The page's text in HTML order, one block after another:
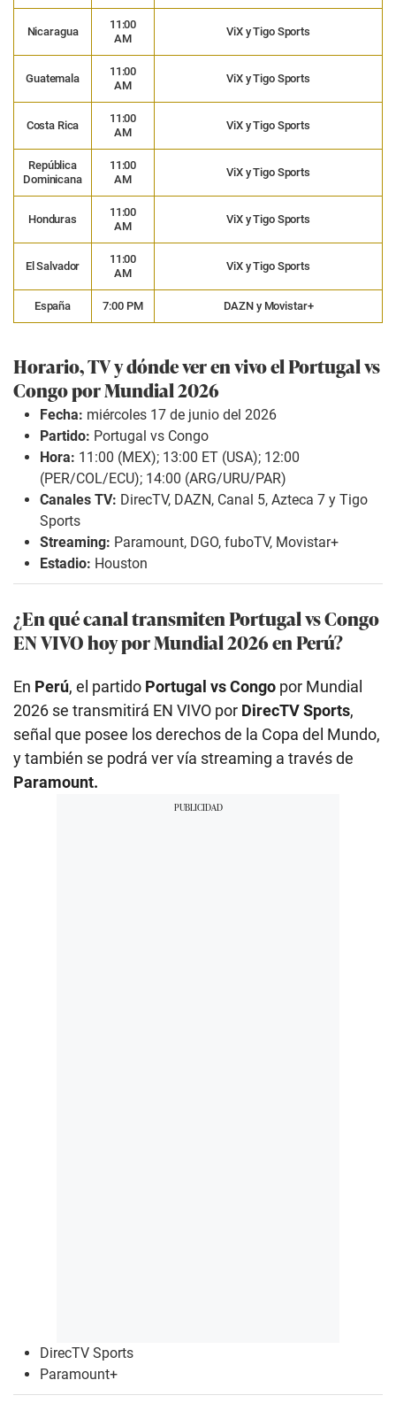
Nicaragua
11:00
AM
ViX y Tigo Sports
Guatemala
11:00
AM
ViX y Tigo Sports
Costa Rica
11:00
AM
ViX y Tigo Sports
República
Dominicana
11:00
AM
ViX y Tigo Sports
Honduras
11:00
AM
ViX y Tigo Sports
El Salvador
11:00
AM
ViX y Tigo Sports
España 7:00 PM DAZN y Movistar+
Horario, TV y dónde ver en vivo el Portugal vs
Congo por Mundial 2026
Fecha: miércoles 17 de junio del 2026
Partido: Portugal vs Congo
Hora: 11:00 (MEX); 13:00 ET (USA); 12:00
(PER/COL/ECU); 14:00 (ARG/URU/PAR)
Canales TV: DirecTV, DAZN, Canal 5, Azteca 7 y Tigo
Sports
Streaming: Paramount, DGO, fuboTV, Movistar+
Estadio: Houston
¿En qué canal transmiten Portugal vs Congo
EN VIVO hoy por Mundial 2026 en Perú?
En Perú, el partido Portugal vs Congo por Mundial
2026 se transmitirá EN VIVO por DirecTV Sports,
señal que posee los derechos de la Copa del Mundo,
y también se podrá ver vía streaming a través de
Paramount.
DirecTV Sports
Paramount+